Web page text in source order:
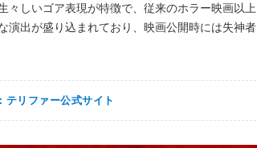
々しいゴア表現が特徴で、従来のホラー映画以上
演出が盛り込まれており、映画公開時には失神者
テリファー公式サイト